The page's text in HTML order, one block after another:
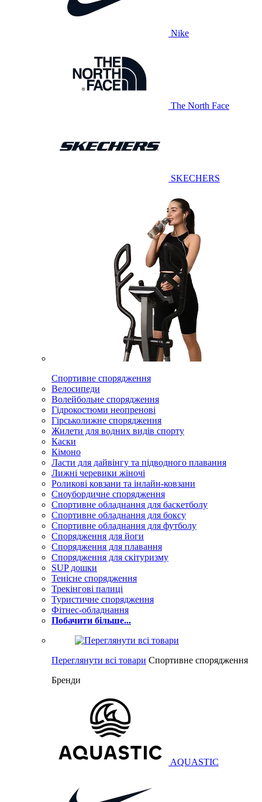
Nike
The North Face
SKECHERS
Спортивне спорядження
Велосипеди
Волейбольне спорядження
Гідрокостюми неопренові
Гірськолижне спорядження
Жилети для водних видів спорту
Каски
Кімоно
Ласти для дайвінгу та підводного плавання
Лижні черевики жіночі
Роликові ковзани та інлайн-ковзани
Сноубордичне спорядження
Спортивне обладнання для баскетболу
Спортивне обладнання для боксу
Спортивне обладнання для футболу
Спорядження для йоги
Спорядження для плавання
Спорядження для скітуризму
SUP дошки
Тенісне спорядження
Трекінгові палиці
Туристичне спорядження
Фітнес-обладнання
Побачити більше...
Переглянути всі товари Спортивне спорядження
Бренди
AQUASTIC